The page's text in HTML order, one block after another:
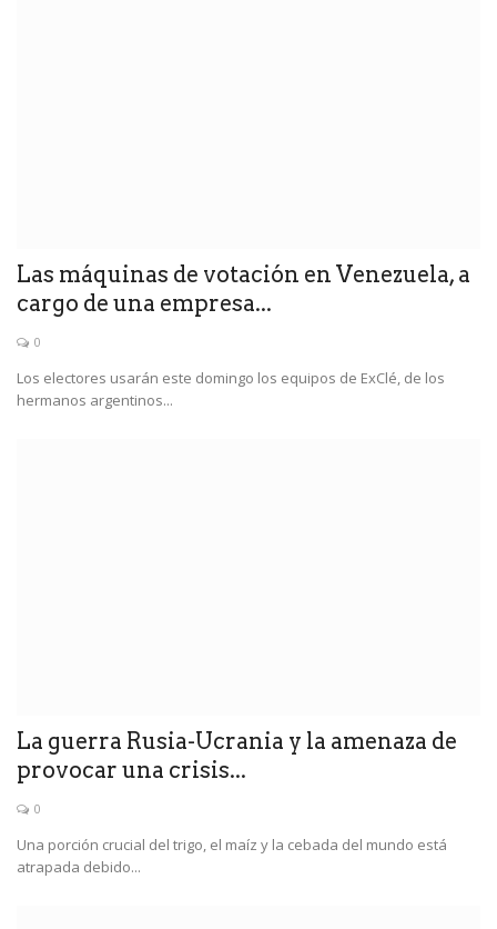
Las máquinas de votación en Venezuela, a
cargo de una empresa...
0
Los electores usarán este domingo los equipos de ExClé, de los
hermanos argentinos...
La guerra Rusia-Ucrania y la amenaza de
provocar una crisis...
0
Una porción crucial del trigo, el maíz y la cebada del mundo está
atrapada debido...